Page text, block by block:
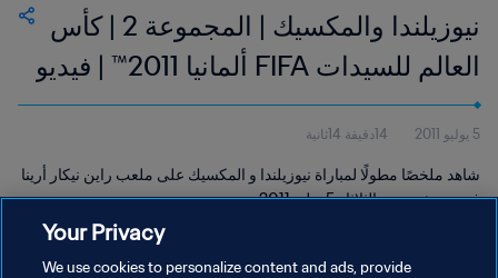
نيوزيلندا والمكسيك | المجموعة 2 | كأس
العالم للسيدات FIFA ألمانيا 2011™ | فيديو
ملخص مطول
5 يوليو 2011 14دقيقة 14ثانية
شاهد ملخصًا مطولًا لمباراة نيوزيلندا و المكسيك على ملعب راين نيكار أرينا
في سينشيم يوم الثلاثاء 5 يوليو 2011.
Your Privacy
We use cookies to personalize content and ads, provide